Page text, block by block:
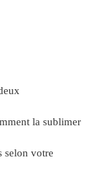
la sublimer
selon votre